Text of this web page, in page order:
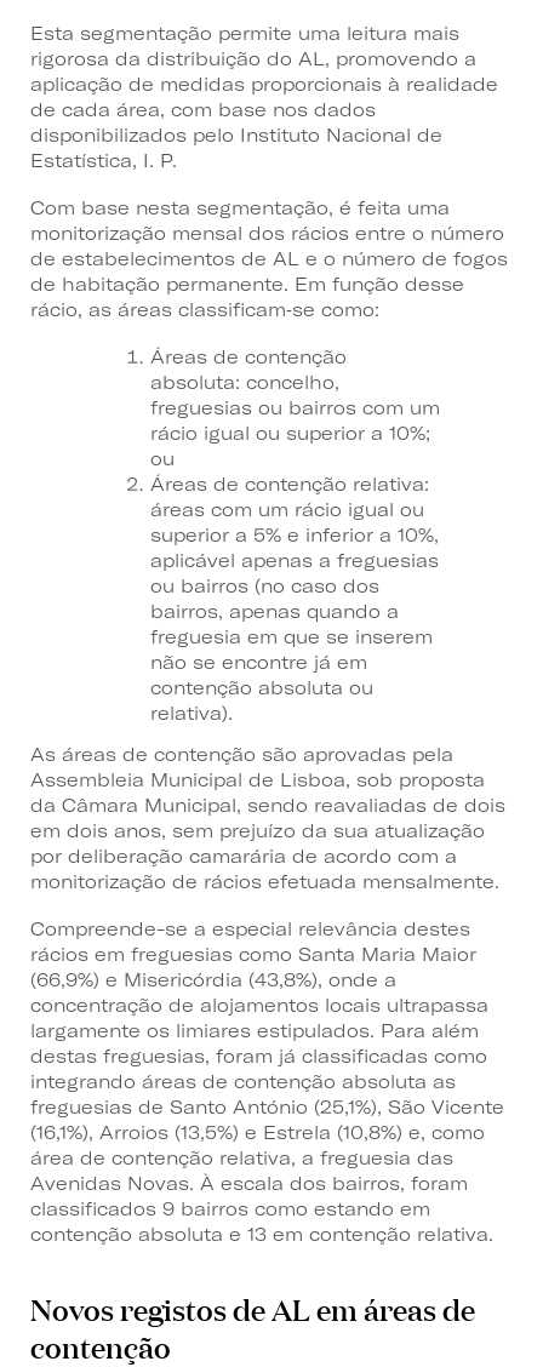
Esta segmentação permite uma leitura mais
rigorosa da distribuição do AL, promovendo a
aplicação de medidas proporcionais à realidade
de cada área, com base nos dados
disponibilizados pelo Instituto Nacional de
Estatística, I. P.
Com base nesta segmentação, é feita uma
monitorização mensal dos rácios entre o número
de estabelecimentos de AL e o número de fogos
de habitação permanente. Em função desse
rácio, as áreas classificam‑se como:
Áreas de contenção
absoluta: concelho,
freguesias ou bairros com um
rácio igual ou superior a 10%;
ou
Áreas de contenção relativa:
áreas com um rácio igual ou
superior a 5% e inferior a 10%,
aplicável apenas a freguesias
ou bairros (no caso dos
bairros, apenas quando a
freguesia em que se inserem
não se encontre já em
contenção absoluta ou
relativa).
As áreas de contenção são aprovadas pela
Assembleia Municipal de Lisboa, sob proposta
da Câmara Municipal, sendo reavaliadas de dois
em dois anos, sem prejuízo da sua atualização
por deliberação camarária de acordo com a
monitorização de rácios efetuada mensalmente.
Compreende-se a especial relevância destes
rácios em freguesias como Santa Maria Maior
(66,9%) e Misericórdia (43,8%), onde a
concentração de alojamentos locais ultrapassa
largamente os limiares estipulados. Para além
destas freguesias, foram já classificadas como
integrando áreas de contenção absoluta as
freguesias de Santo António (25,1%), São Vicente
(16,1%), Arroios (13,5%) e Estrela (10,8%) e, como
área de contenção relativa, a freguesia das
Avenidas Novas. À escala dos bairros, foram
classificados 9 bairros como estando em
contenção absoluta e 13 em contenção relativa.
Novos registos de AL em áreas de
contenção